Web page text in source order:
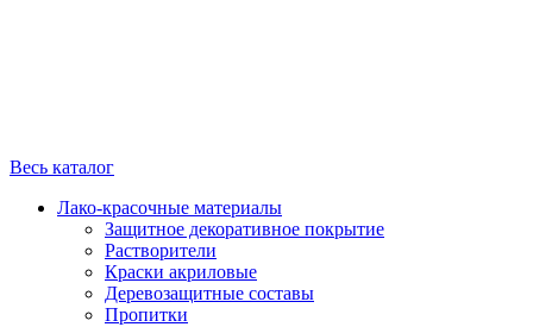
Весь каталог
Лако-красочные материалы
Защитное декоративное покрытие
Растворители
Краски акриловые
Деревозащитные составы
Пропитки